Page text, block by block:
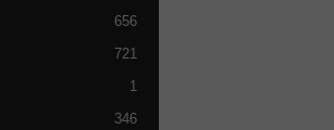
656
721
1
346